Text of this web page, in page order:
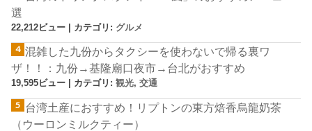
選
22,212ビュー カテゴリ: グルメ
混雑した九份からタクシーを使わないで帰る裏ワ
ザ！！：九份→基隆廟口夜市→台北がおすすめ
19,595ビュー カテゴリ:観光,交通
台湾土産におすすめ！リプトンの東方焙香烏龍奶茶
（ウーロンミルクティー）